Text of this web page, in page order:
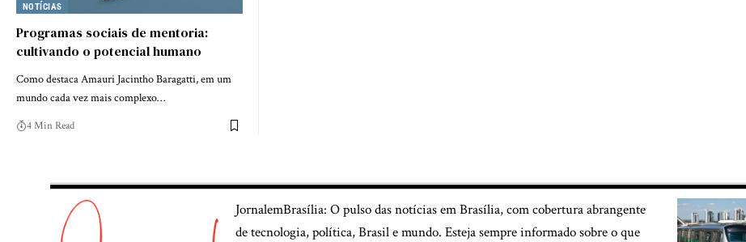
NOTÍCIAS
Programas sociais de mentoria:
cultivando o potencial humano
Como destaca Amauri Jacintho Baragatti, em um
mundo cada vez mais complexo…
4 Min Read
JornalemBrasília: O pulso das notícias em Brasília, com cobertura abrangente
de tecnologia, política, Brasil e mundo. Esteja sempre informado sobre o que